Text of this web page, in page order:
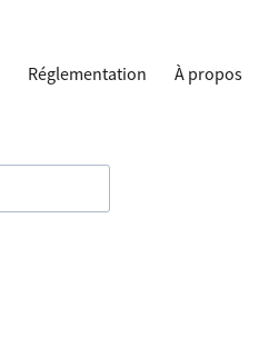
Réglementation À propos